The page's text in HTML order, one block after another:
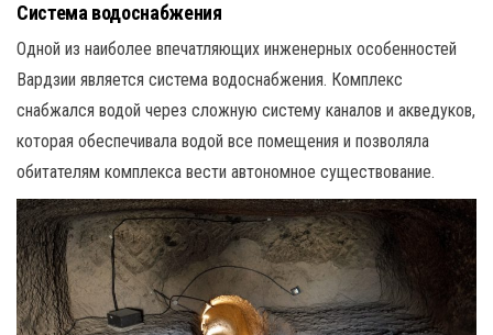
Система водоснабжения
Одной из наиболее впечатляющих инженерных особенностей
Вардзии является система водоснабжения. Комплекс
снабжался водой через сложную систему каналов и акведуков,
которая обеспечивала водой все помещения и позволяла
обитателям комплекса вести автономное существование.